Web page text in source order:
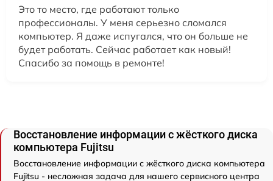
Это то место, где работают только
профессионалы. У меня серьезно сломался
компьютер. Я даже испугался, что он больше не
будет работать. Сейчас работает как новый!
Спасибо за помощь в ремонте!
Восстановление информации с жёсткого диска
компьютера Fujitsu
Восстановление информации с жёсткого диска компьютера
Fujitsu - несложная задача для нашего сервисного центра